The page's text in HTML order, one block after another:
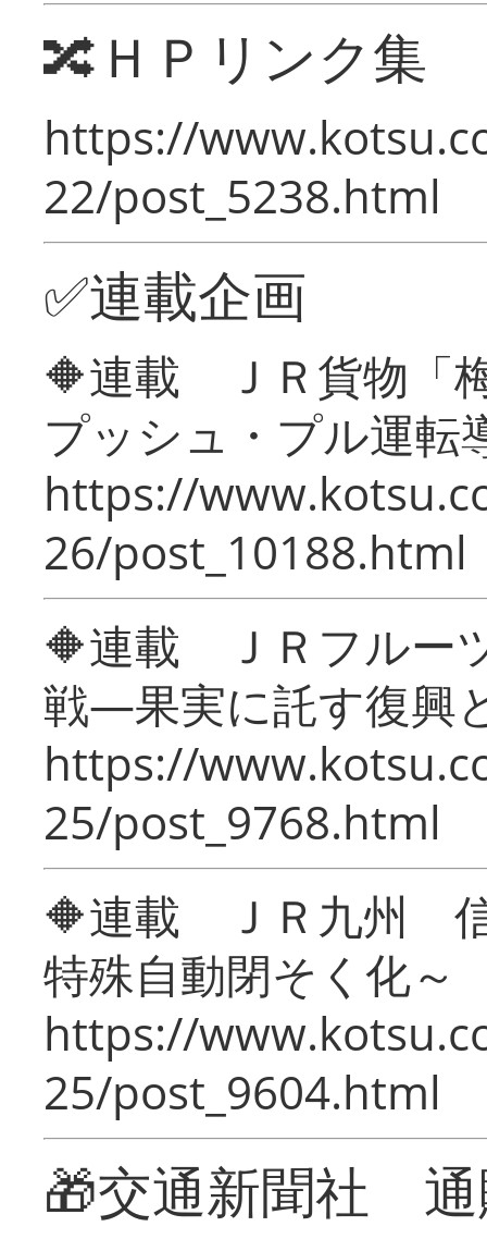
🔀ＨＰリンク集
https://
22/post_5238.html
✅連載企画
🔶連載 ＪＲ貨物「
プッシュ・プル運転
https://
26/post_10188.html
🔶連載 ＪＲフルー
戦―果実に託す復興
https://
25/post_9768.html
🔶連載 ＪＲ九州 信
特殊自動閉そく化～
https://
25/post_9604.html
🎁交通新聞社